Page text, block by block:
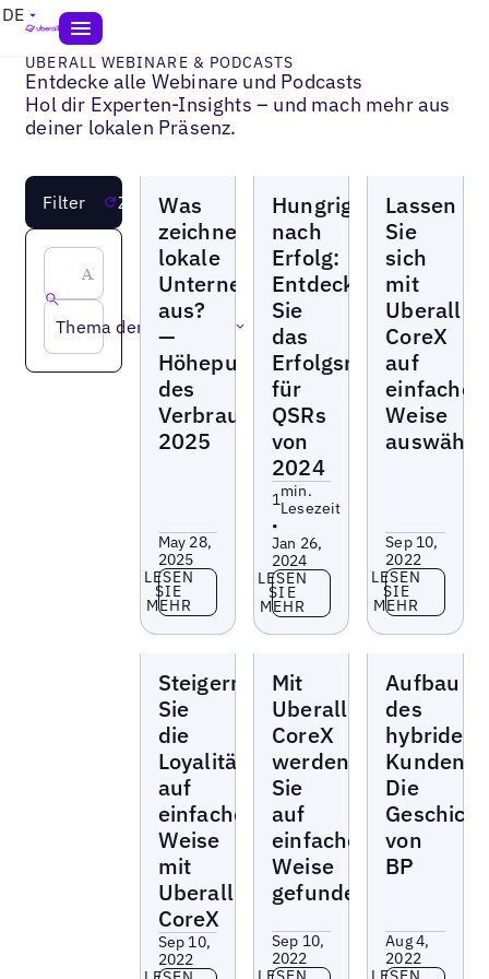
DE
UBERALL WEBINARE & PODCASTS
Entdecke alle Webinare und Podcasts
Hol dir Experten-Insights – und mach mehr aus
deiner lokalen Präsenz.
Filter Zurücksetzen
Thema der Ressource
Was
zeichnet
lokale
Unternehmen
aus?
—
Höhepunkte
des
Verbraucherberichts
2025
May 28,
2025
Lesen Sie mehr
LESEN
SIE
MEHR
Hungrig
nach
Erfolg:
Entdecken
Sie
das
Erfolgsrezept
für
QSRs
von
2024
1min.
Lesezeit
•
Jan 26,
2024
Lesen Sie mehr
LESEN
SIE
MEHR
Lassen
Sie
sich
mit
Uberall
CoreX
auf
einfache
Weise
Sep 10,
2022
Lesen Sie
LESEN
SIE
MEHR
Steigern
Sie
die
Loyalität
auf
einfache
Weise
mit
Uberall
CoreX
Sep 10,
2022
Mit
Uberall
CoreX
werden
Sie
auf
einfache
Weise
gefunden
Sep 10,
2022
Aufbau
des
hybriden
Die
von
BP
Aug 4,
2022